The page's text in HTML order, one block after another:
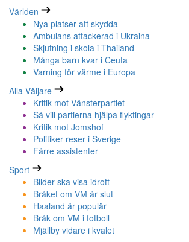
Världen
Nya platser att skydda
Ambulans attackerad i Ukraina
Skjutning i skola i Thailand
Många barn kvar i Ceuta
Varning för värme i Europa
Alla Väljare
Kritik mot Vänsterpartiet
Så vill partierna hjälpa flyktingar
Kritik mot Jomshof
Politiker reser i Sverige
Färre assistenter
Sport
Bilder ska visa idrott
Bråket om VM är slut
Haaland är populär
Bråk om VM i fotboll
Mjällby vidare i kvalet